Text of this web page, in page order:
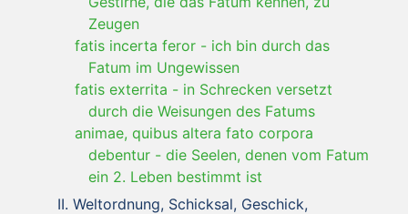
Zeugen
fatis incerta feror - ich bin durch das
Fatum im Ungewissen
fatis exterrita - in Schrecken versetzt
durch die Weisungen des Fatums
animae, quibus altera fato corpora
debentur - die Seelen, denen vom Fatum
ein 2. Leben bestimmt ist
Weltordnung, Schicksal, Geschick,